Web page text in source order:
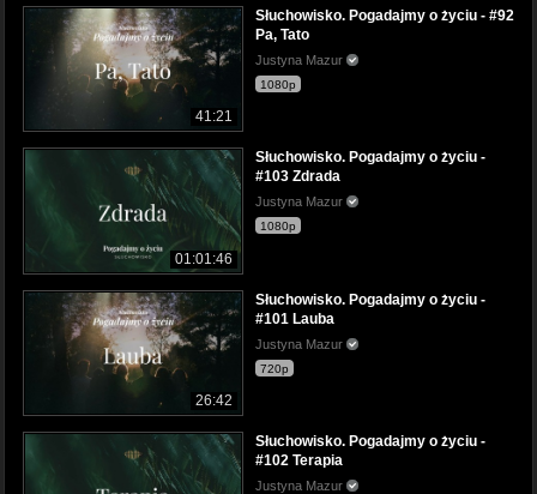
41:21
Słuchowisko. Pogadajmy o życiu - #92
Pa, Tato
Justyna Mazur
1080p
01:01:46
Słuchowisko. Pogadajmy o życiu -
#103 Zdrada
Justyna Mazur
1080p
26:42
Słuchowisko. Pogadajmy o życiu -
#101 Lauba
Justyna Mazur
720p
Słuchowisko. Pogadajmy o życiu -
#102 Terapia
Justyna Mazur